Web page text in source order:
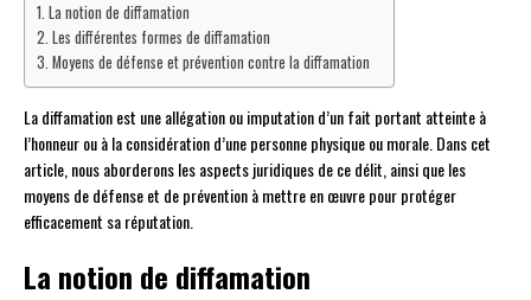
La notion de diffamation
Les différentes formes de diffamation
Moyens de défense et prévention contre la diffamation
La diffamation est une allégation ou imputation d’un fait portant atteinte à
l’honneur ou à la considération d’une personne physique ou morale. Dans cet
article, nous aborderons les aspects juridiques de ce délit, ainsi que les
moyens de défense et de prévention à mettre en œuvre pour protéger
efficacement sa réputation.
La notion de diffamation